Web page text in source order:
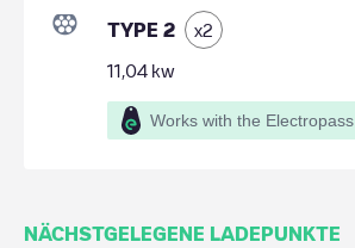
TYPE 2 x2
11,04 kw
Works with the Electropass
NÄCHSTGELEGENE LADEPUNKTE